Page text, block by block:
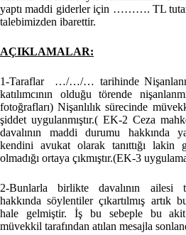
yaptı maddi giderler için ………. TL
talebimizden ibarettir.
AÇIKLAMALAR:
1-Taraflar …/…/… tarihinde
katılımcının olduğu törende
fotoğrafları) Nişanlılık sürecinde
şiddet uygulanmıştır.( EK-2 Ceza
davalının maddi durumu hakkında
kendini avukat olarak tanıttığı lakin
olmadığı ortaya çıkmıştır.(EK-3
2-Bunlarla birlikte davalının ailesi
hakkında söylentiler çıkartılmış artık
hale gelmiştir. İş bu sebeple bu
müvekkil tarafından atılan mesajla